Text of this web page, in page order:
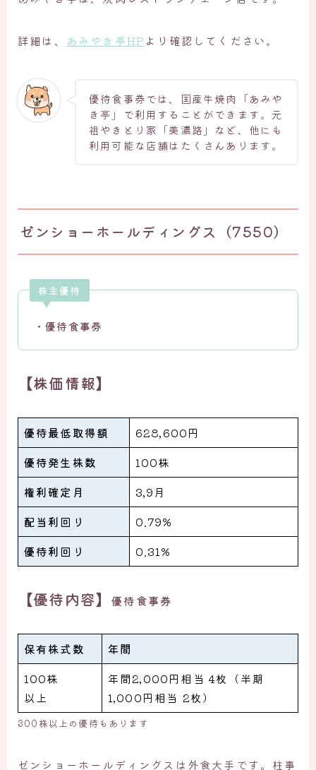
詳細は、 あみやき亭HP より確認してください。
優待食事券では、国産牛焼肉「あみや
き亭」で利用することができます。元
祖やきとり家「美濃路」など、他にも
利用可能な店舗はたくさんあります。
ゼンショーホールディングス（7550）
株主優待
・優待食事券
【株価情報】
優待最低取得額
628,600円
優待発生株数
100株
権利確定月
3,9月
配当利回り
0.79%
優待利回り
0.31%
【優待内容】優待食事券
保有株式数
年間
100株
以上
年間2,000円相当 4枚（半期
1,000円相当 2枚）
300株以上の優待もあります
ゼンショーホールディングスは外食大手です。柱事